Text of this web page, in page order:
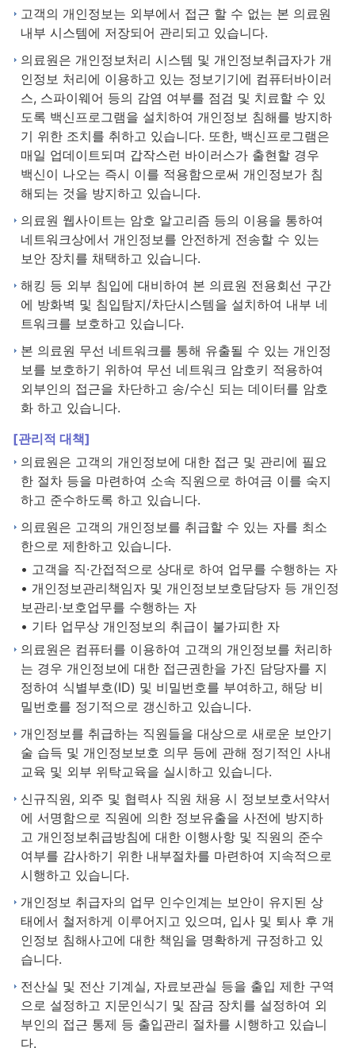
고객의 개인정보는 외부에서 접근 할 수 없는 본 의료원
내부 시스템에 저장되어 관리되고 있습니다.
의료원은 개인정보처리 시스템 및 개인정보취급자가 개
인정보 처리에 이용하고 있는 정보기기에 컴퓨터바이러
스, 스파이웨어 등의 감염 여부를 점검 및 치료할 수 있
도록 백신프로그램을 설치하여 개인정보 침해를 방지하
기 위한 조치를 취하고 있습니다. 또한, 백신프로그램은
매일 업데이트되며 갑작스런 바이러스가 출현할 경우
백신이 나오는 즉시 이를 적용함으로써 개인정보가 침
해되는 것을 방지하고 있습니다.
의료원 웹사이트는 암호 알고리즘 등의 이용을 통하여
네트워크상에서 개인정보를 안전하게 전송할 수 있는
보안 장치를 채택하고 있습니다.
해킹 등 외부 침입에 대비하여 본 의료원 전용회선 구간
에 방화벽 및 침입탐지/차단시스템을 설치하여 내부 네
트워크를 보호하고 있습니다.
본 의료원 무선 네트워크를 통해 유출될 수 있는 개인정
보를 보호하기 위하여 무선 네트워크 암호키 적용하여
외부인의 접근을 차단하고 송/수신 되는 데이터를 암호
화 하고 있습니다.
[관리적 대책]
의료원은 고객의 개인정보에 대한 접근 및 관리에 필요
한 절차 등을 마련하여 소속 직원으로 하여금 이를 숙지
하고 준수하도록 하고 있습니다.
의료원은 고객의 개인정보를 취급할 수 있는 자를 최소
한으로 제한하고 있습니다.
• 고객을 직·간접적으로 상대로 하여 업무를 수행하는 자
• 개인정보관리책임자 및 개인정보보호담당자 등 개인정
보관리·보호업무를 수행하는 자
• 기타 업무상 개인정보의 취급이 불가피한 자
의료원은 컴퓨터를 이용하여 고객의 개인정보를 처리하
는 경우 개인정보에 대한 접근권한을 가진 담당자를 지
정하여 식별부호(ID) 및 비밀번호를 부여하고, 해당 비
밀번호를 정기적으로 갱신하고 있습니다.
개인정보를 취급하는 직원들을 대상으로 새로운 보안기
술 습득 및 개인정보보호 의무 등에 관해 정기적인 사내
교육 및 외부 위탁교육을 실시하고 있습니다.
신규직원, 외주 및 협력사 직원 채용 시 정보보호서약서
에 서명함으로 직원에 의한 정보유출을 사전에 방지하
고 개인정보취급방침에 대한 이행사항 및 직원의 준수
여부를 감사하기 위한 내부절차를 마련하여 지속적으로
시행하고 있습니다.
개인정보 취급자의 업무 인수인계는 보안이 유지된 상
태에서 철저하게 이루어지고 있으며, 입사 및 퇴사 후 개
인정보 침해사고에 대한 책임을 명확하게 규정하고 있
습니다.
전산실 및 전산 기계실, 자료보관실 등을 출입 제한 구역
으로 설정하고 지문인식기 및 잠금 장치를 설정하여 외
부인의 접근 통제 등 출입관리 절차를 시행하고 있습니
다.